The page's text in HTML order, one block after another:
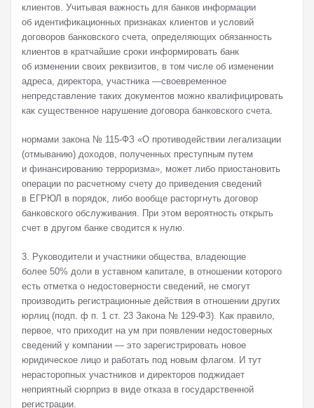
клиентов. Учитывая важность для банков информации
об идентификационных признаках клиентов и условий
договоров банковского счета, определяющих обязанность
клиентов в кратчайшие сроки информировать банк
об изменении своих реквизитов, в том числе об изменении
адреса, директора, участника —своевременное
непредставление таких документов можно квалифицировать
как существенное нарушение договора банковского счета.
нормами закона № 115-ФЗ «О противодействии легализации
(отмыванию) доходов, полученных преступным путем
и финансированию терроризма», может либо приостановить
операции по расчетному счету до приведения сведений
в ЕГРЮЛ в порядок, либо вообще расторгнуть договор
банковского обслуживания. При этом вероятность открыть
счет в другом банке сводится к нулю.
3. Руководители и участники общества, владеющие
более 50% доли в уставном капитале, в отношении которого
есть отметка о недостоверности сведений, не смогут
производить регистрационные действия в отношении других
юрлиц (подп. ф п. 1 ст. 23 Закона № 129-ФЗ). Как правило,
первое, что приходит на ум при появлении недостоверных
сведений у компании — это зарегистрировать новое
юридическое лицо и работать под новым флагом. И тут
нерасторопных участников и директоров поджидает
неприятный сюрприз в виде отказа в государственной
регистрации.